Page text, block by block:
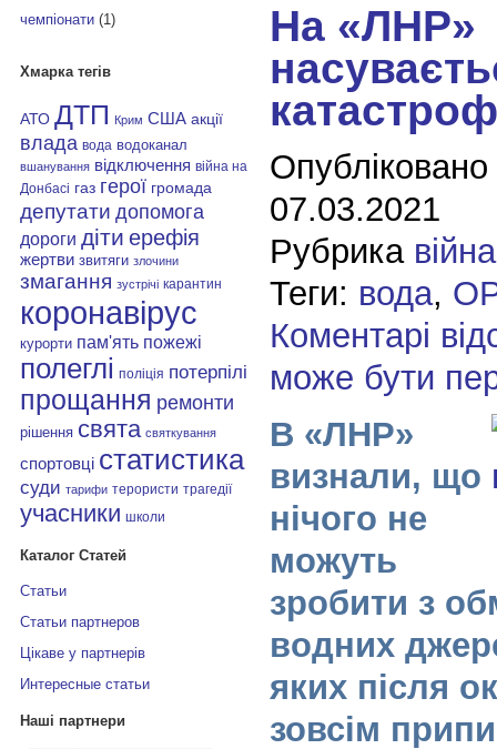
чемпіонати(1)
Хмарка тегів
АТО ДТП Крим США акції
влада вода водоканал
вшанування відключення війна на
Донбасі газ герої громада
депутати допомога
дороги діти ерефія
жертви звитяги злочини
змагання зустрічі карантин
коронавірус
курорти пам'ять пожежі
полеглі поліція потерпілі
прощання ремонти
рішення свята святкування
спортовці статистика
суди тарифи терористи трагедії
учасники школи
Каталог Статей
Статьи
Статьи партнеров
Цікаве у партнерів
Интересные статьи
Наші партнери
На «ЛНР»
07.03.2021
Рубрика війна
Теги: вода,
Коментарі
може бути
В «ЛНР»
визнали, що
нічого не
можуть
зробити з
водних
яких після
зовсім